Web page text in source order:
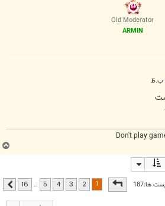
Old Moderator
ARMIN
Don't play
ب
ا
ها:187صفحه از16
2
3
4
5
…
16 بعدی